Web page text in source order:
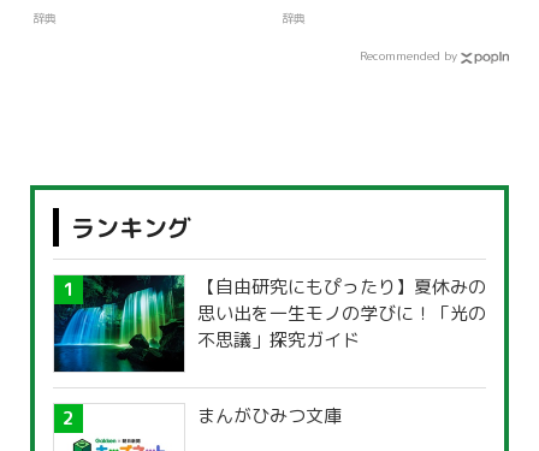
辞典 辞典
Recommended by
ランキング
【自由研究にもぴったり】夏休みの
思い出を一生モノの学びに！「光の
不思議」探究ガイド
まんがひみつ文庫